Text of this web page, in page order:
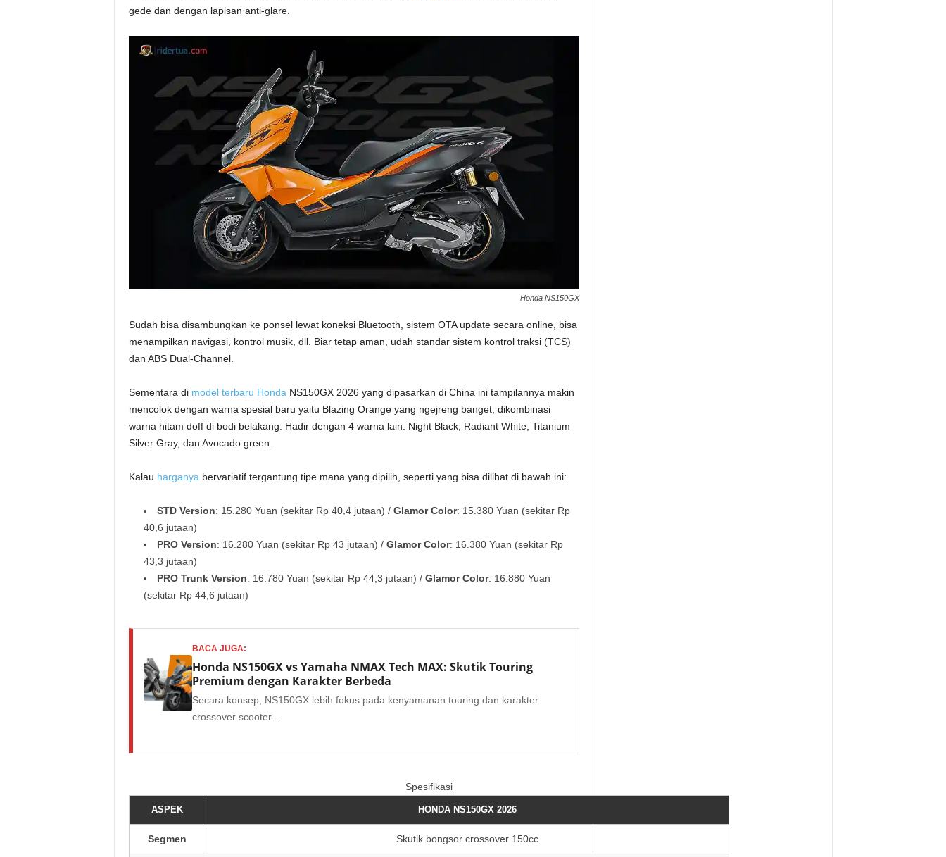
gede dan dengan lapisan anti-glare.
Honda NS150GX
Sudah bisa disambungkan ke ponsel lewat koneksi Bluetooth, sistem OTA update secara online, bisa
menampilkan navigasi, kontrol musik, dll. Biar tetap aman, udah standar sistem kontrol traksi (TCS)
dan ABS Dual-Channel.
Sementara di model terbaru Honda NS150GX 2026 yang dipasarkan di China ini tampilannya makin
mencolok dengan warna spesial baru yaitu Blazing Orange yang ngejreng banget, dikombinasi
warna hitam doff di bodi belakang. Hadir dengan 4 warna lain: Night Black, Radiant White, Titanium
Silver Gray, dan Avocado green.
Kalau harganya bervariatif tergantung tipe mana yang dipilih, seperti yang bisa dilihat di bawah ini:
STD Version: 15.280 Yuan (sekitar Rp 40,4 jutaan) / Glamor Color: 15.380 Yuan (sekitar Rp
40,6 jutaan)
PRO Version: 16.280 Yuan (sekitar Rp 43 jutaan) / Glamor Color: 16.380 Yuan (sekitar Rp
43,3 jutaan)
PRO Trunk Version: 16.780 Yuan (sekitar Rp 44,3 jutaan) / Glamor Color: 16.880 Yuan
(sekitar Rp 44,6 jutaan)
BACA JUGA:
Honda NS150GX vs Yamaha NMAX Tech MAX: Skutik Touring
Premium dengan Karakter Berbeda
Secara konsep, NS150GX lebih fokus pada kenyamanan touring dan karakter
crossover scooter…
Spesifikasi
ASPEK HONDA NS150GX 2026
Segmen Skutik bongsor crossover 150cc